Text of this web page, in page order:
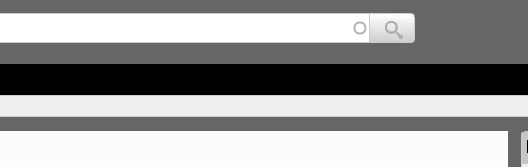
Jump to navigation